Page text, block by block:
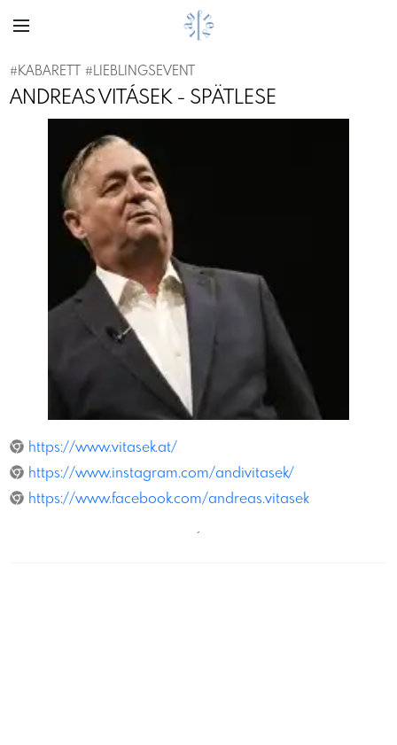
#KABARETT #LIEBLINGSEVENT
ANDREAS VITÁSEK - SPÄTLESE
Previous
https://www.vitasek.at/
https://www.instagram.com/andivitasek/
https://www.facebook.com/andreas.vitasek
´